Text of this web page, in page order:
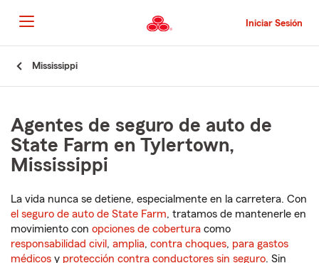
al
contenido
principal
Iniciar Sesión
Mississippi
Agentes de seguro de auto de
State Farm en Tylertown,
Mississippi
La vida nunca se detiene, especialmente en la carretera. Con
el seguro de auto de State Farm, tratamos de mantenerle en
movimiento con opciones de cobertura como
responsabilidad civil , amplia, contra choques, para gastos
médicos y protección contra conductores sin seguro. Sin